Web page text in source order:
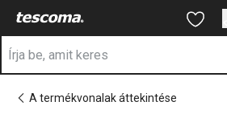
Ugrás a fő
Ugrás a
Ugrás a
A termékvonalak áttekintése